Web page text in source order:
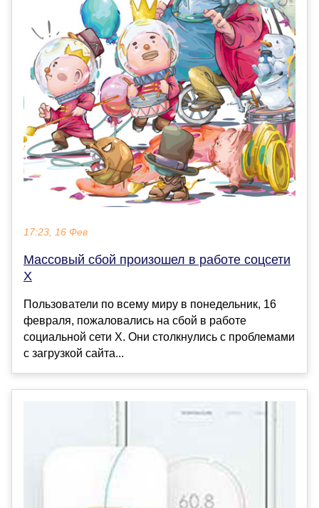
17:23, 16 Фев
Массовый сбой произошел в работе соцсети
X
Пользователи по всему миру в понедельник, 16
февраля, пожаловались на сбой в работе
социальной сети X. Они столкнулись с проблемами
с загрузкой сайта...